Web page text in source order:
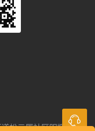
松元厦社区明辉工业